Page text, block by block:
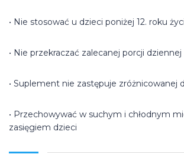
• Nie stosować u dzieci poniżej 12. roku
• Nie przekraczać zalecanej porcji dziennej
• Suplement nie zastępuje zróżnicowanej
• Przechowywać w suchym i chłodnym
zasięgiem dzieci